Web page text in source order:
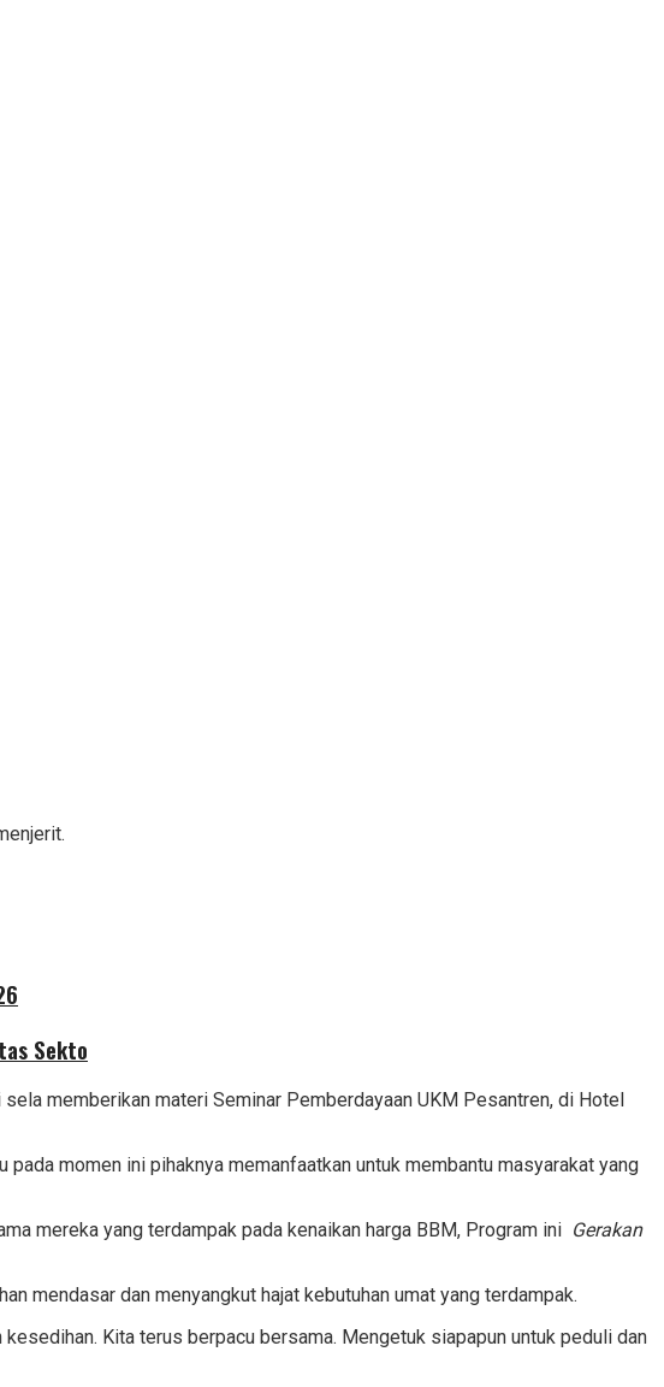
Sekto
memberikan materi Seminar Pemberdayaan UKM Pesantren, di Hotel
momen ini pihaknya memanfaatkan untuk membantu masyarakat yang
mereka yang terdampak pada kenaikan harga BBM, Program ini Gerakan
mendasar dan menyangkut hajat kebutuhan umat yang terdampak.
Kita terus berpacu bersama. Mengetuk siapapun untuk peduli dan